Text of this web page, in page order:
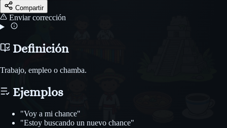
Compartir
Enviar corrección
Definición
Trabajo, empleo o chamba.
Ejemplos
"Voy a mi chance"
"Estoy buscando un nuevo chance"